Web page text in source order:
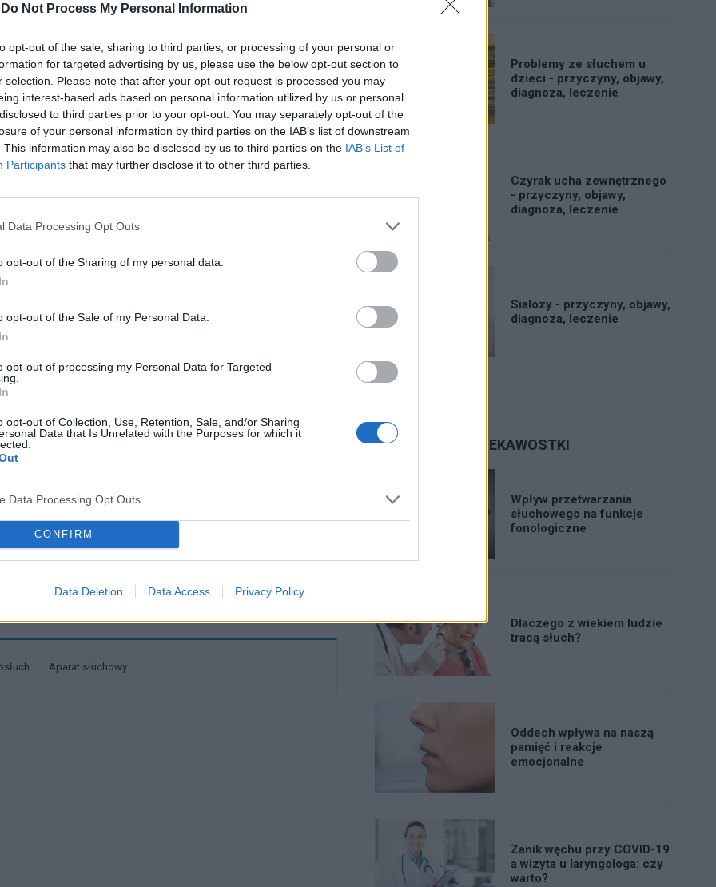
Do Not Process My Personal Information
opt-out of the sale, sharing to third parties, or processing of your personal or
for targeted advertising by us, please use the below opt-out section to
selection. Please note that after your opt-out request is processed you may
interest-based ads based on personal information utilized by us or personal
to third parties prior to your opt-out. You may separately opt-out of the
of your personal information by third parties on the IAB’s list of downstream
This information may also be disclosed by us to third parties on the IAB’s List of
Participants that may further disclose it to other third parties.
Data Processing Opt Outs
opt-out of the Sharing of my personal data.
opt-out of the Sale of my Personal Data.
opt-out of processing my Personal Data for Targeted
opt-out of Collection, Use, Retention, Sale, and/or Sharing
Data that Is Unrelated with the Purposes for which it
Data Processing Opt Outs
CONFIRM
Data Deletion Data Access Privacy Policy
to do laryngologa zapisany jestem w
która boli przy dotknięciu i jest twarda. Ma jasny
Byłam u lekarza pierwszego kontaktu który
co to znaczy?.
i po wydmuchnięciu pojawiają mi się mnóstwo
też trzaski,słyszę piski i szumy. Gdy miałem
po jakimś czasie co to znaczy?. Po operacji
metmina żeby polipy nie rosły. Ale główne pytanie
zatokach i uszach?.Proszę o pilną odpowiedź
na słuchawkach postanowiłem rzucić je z dnia na
uszu. Chciałbym zapytać co mógłbym zrobić aby one
zrobić?
aparat słuchowy
Problemy ze słuchem u
dzieci - przyczyny, objawy,
diagnoza, leczenie
Czyrak ucha zewnętrznego
- przyczyny, objawy,
diagnoza, leczenie
Sialozy - przyczyny, objawy,
diagnoza, leczenie
CIEKAWOSTKI
Wpływ przetwarzania
słuchowego na funkcje
fonologiczne
Dlaczego z wiekiem ludzie
tracą słuch?
Oddech wpływa na naszą
pamięć i reakcje
emocjonalne
Zanik węchu przy COVID-19
a wizyta u laryngologa: czy
warto?